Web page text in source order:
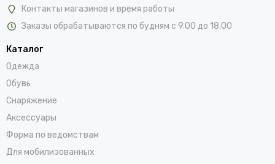
Контакты магазинов и время работы
Заказы обрабатываются по будням с 9.00 до 18.00
Каталог
Одежда
Обувь
Снаряжение
Аксессуары
Форма по ведомствам
Для мобилизованных